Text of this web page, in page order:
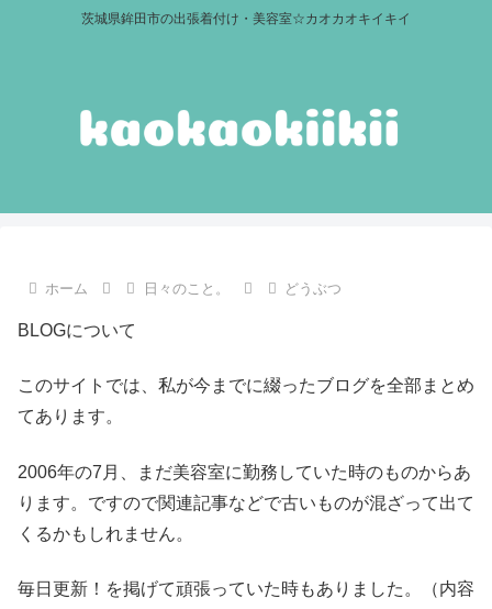
茨城県鉾田市の出張着付け・美容室☆カオカオキイキイ
ホーム 日々のこと。 どうぶつ
BLOGについて
このサイトでは、私が今までに綴ったブログを全部まとめ
てあります。
2006年の7月、まだ美容室に勤務していた時のものからあ
ります。ですので関連記事などで古いものが混ざって出て
くるかもしれません。
毎日更新！を掲げて頑張っていた時もありました。（内容